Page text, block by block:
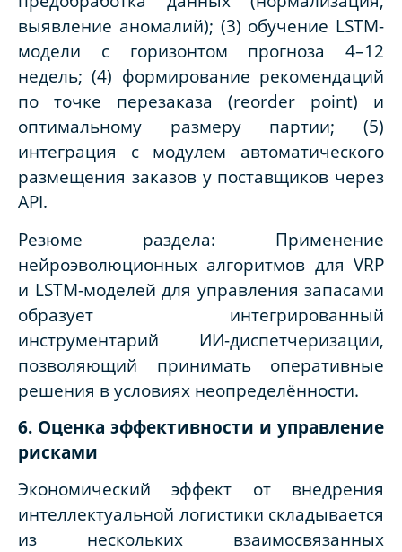
выявление аномалий); (3) обучение LSTM-
модели с горизонтом прогноза 4–12
недель; (4) формирование рекомендаций
по точке перезаказа (reorder point) и
оптимальному размеру партии; (5)
интеграция с модулем автоматического
размещения заказов у поставщиков через
API.
Резюме раздела: Применение
нейроэволюционных алгоритмов для VRP
и LSTM-моделей для управления запасами
образует интегрированный
инструментарий ИИ-диспетчеризации,
позволяющий принимать оперативные
решения в условиях неопределённости.
6. Оценка эффективности и управление
рисками
Экономический эффект от внедрения
интеллектуальной логистики складывается
из нескольких взаимосвязанных